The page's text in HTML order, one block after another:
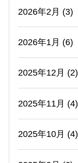
2026年2月 (3)
2026年1月 (6)
2025年12月 (2)
2025年11月 (4)
2025年10月 (4)